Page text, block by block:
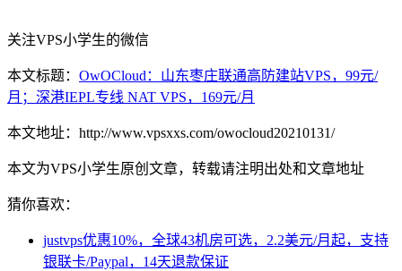
关注VPS小学生的微信
本文标题： OwOCloud：山东枣庄联通高防建站VPS，99元/
月；深港IEPL专线 NAT VPS，169元/月
本文地址：http://www.vpsxxs.com/owocloud20210131/
本文为VPS小学生原创文章，转载请注明出处和文章地址
猜你喜欢：
justvps优惠10%，全球43机房可选，2.2美元/月起，支持
银联卡/Paypal，14天退款保证